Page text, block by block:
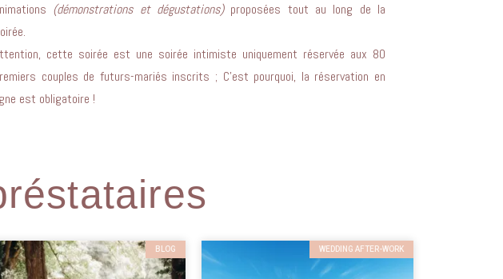
(démonstrations et dégustations)proposées tout au long de la
cette soirée est une soirée intimiste uniquement réservée aux 80
couples de futurs-mariés inscrits ; C’est pourquoi, la réservation en
est obligatoire !
BLOG WEDDING AFTER-WORK